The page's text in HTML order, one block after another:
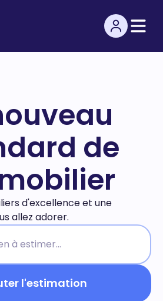
de
d'excellence et une
allez adorer.
l'estimation